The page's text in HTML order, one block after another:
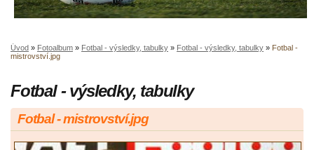
Úvod » Fotoalbum » Fotbal - výsledky, tabulky » Fotbal - výsledky, tabulky » Fotbal -
mistrovství.jpg
Fotbal - výsledky, tabulky
Fotbal - mistrovství.jpg